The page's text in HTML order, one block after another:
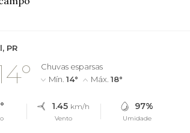
PR
Chuvas esparsas
Mín. 14° Máx. 18°
1.45 km/h
Vento
97%
Umidade